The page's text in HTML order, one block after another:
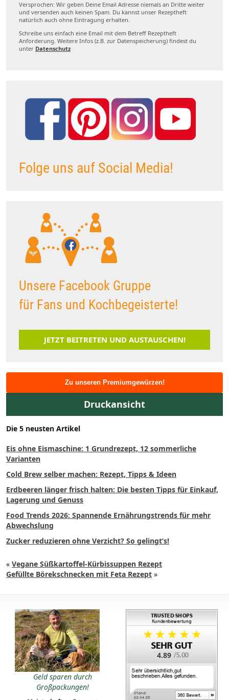
Versprochen: Wir geben Deine Email Adresse niemals an Dritte weiter
und versenden auch keinen Spam. Du kannst unser Rezeptheft
natürlich auch ohne Eintragung erhalten.
Schreibe uns einfach eine Email mit dem Betreff Rezeptheft
Anforderung. Weitere Infos (z.B. zur Datenspeicherung) findest du
unter Datenschutz
Folge uns auf Social Media!
Unsere Facebook Gruppe
für Fans und Kochbegeisterte!
JETZT BEITRETEN UND AUSTAUSCHEN!
Zu unseren Premiumgewürzen!
Druckansicht
Die 5 neusten Artikel
Eis ohne Eismaschine: 1 Grundrezept, 12 sommerliche
Varianten
Cold Brew selber machen: Rezept, Tipps & Ideen
Erdbeeren länger frisch halten: Die besten Tipps für Einkauf,
Lagerung und Genuss
Food Trends 2026: Spannende Ernährungstrends für mehr
Abwechslung
Zucker reduzieren ohne Verzicht? So gelingt’s!
« Vegane Süßkartoffel-Kürbissuppen Rezept
Gefüllte Börekschnecken mit Feta Rezept »
Geld sparen durch
Großpackungen!
4.89